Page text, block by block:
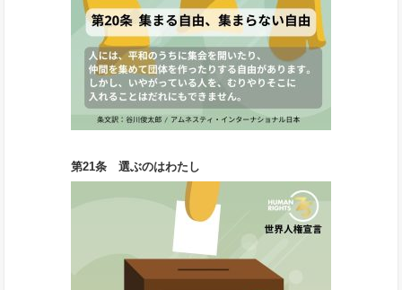
第21条 選ぶのはわたし